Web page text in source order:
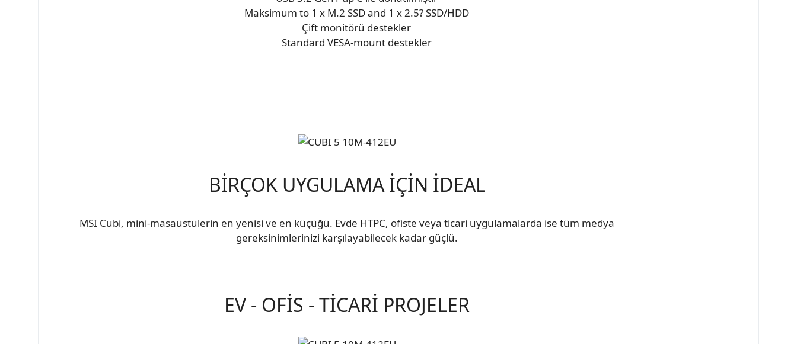
Maksimum to 1 x M.2 SSD and 1 x 2.5? SSD/HDD
Çift monitörü destekler
Standard VESA-mount destekler
BİRÇOK UYGULAMA İÇİN İDEAL
MSI Cubi, mini-masaüstülerin en yenisi ve en küçüğü. Evde HTPC, ofiste veya ticari uygulamalarda ise tüm medya
gereksinimlerinizi karşılayabilecek kadar güçlü.
EV - OFİS - TİCARİ PROJELER